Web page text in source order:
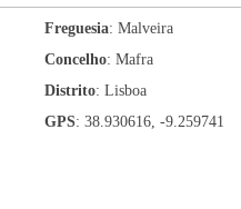
Freguesia: Malveira
Concelho: Mafra
Distrito: Lisboa
GPS: 38.930616, -9.259741